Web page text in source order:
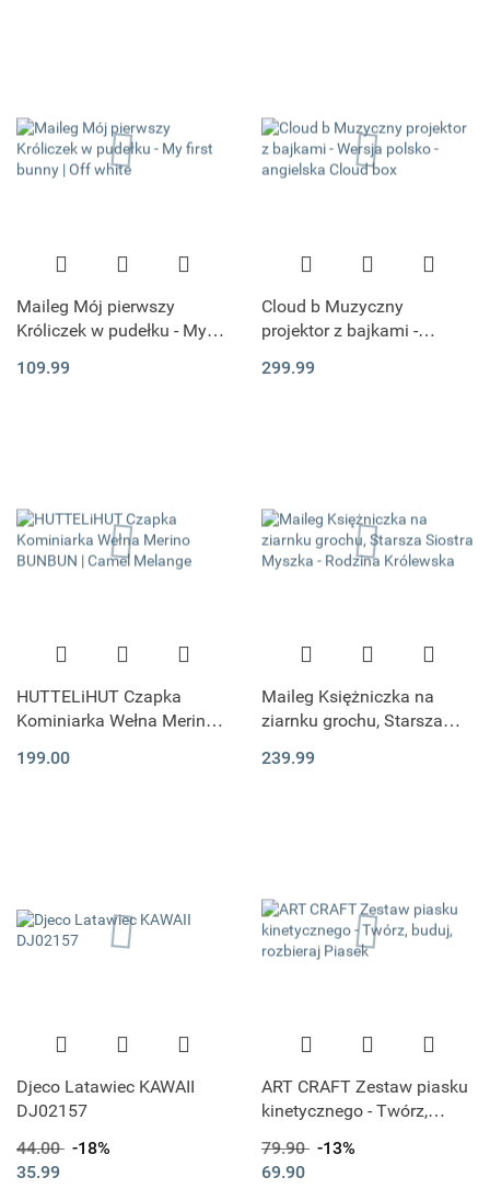
Maileg Mój pierwszy
Króliczek w pudełku - My
109.99
Cloud b Muzyczny
projektor z bajkami -
Cloud box
299.99
HUTTELiHUT Czapka
Kominiarka Wełna Merino
199.00
Maileg Księżniczka na
ziarnku grochu, Starsza
Królewska
239.99
Djeco Latawiec KAWAII
DJ02157
44.00 -18%
35.99
ART CRAFT Zestaw piasku
kinetycznego - Twórz,
79.90 -13%
69.90